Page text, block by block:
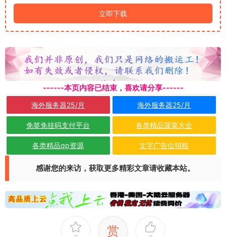
立即下载
------本页内容已结束，喜欢请分享------
海外服务器25/月 海外服务器25/月
免签免挂码支付平台 各类精品菠菜大全
各类精品qp资源 文字广告位招租
感谢您的来访，获取更多精彩文章请收藏本站。
赏